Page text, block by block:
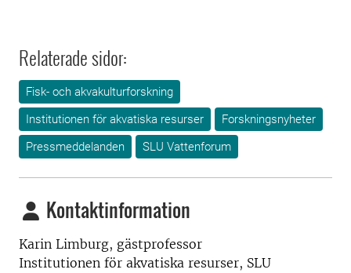
Relaterade sidor:
Fisk- och akvakulturforskning
Institutionen för akvatiska resurser
Forskningsnyheter
Pressmeddelanden
SLU Vattenforum
Kontaktinformation
Karin Limburg, gästprofessor
Institutionen för akvatiska resurser, SLU